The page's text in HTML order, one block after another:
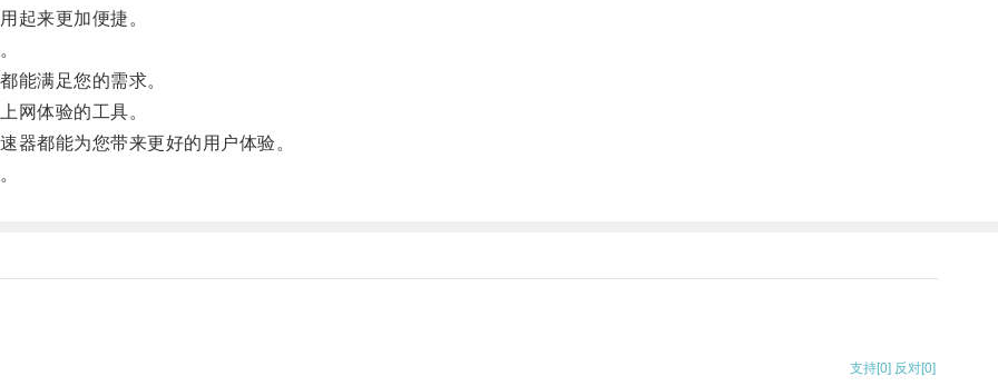
来更加便捷。
满足您的需求。
体验的工具。
都能为您带来更好的用户体验。
支持[0] 反对[0]